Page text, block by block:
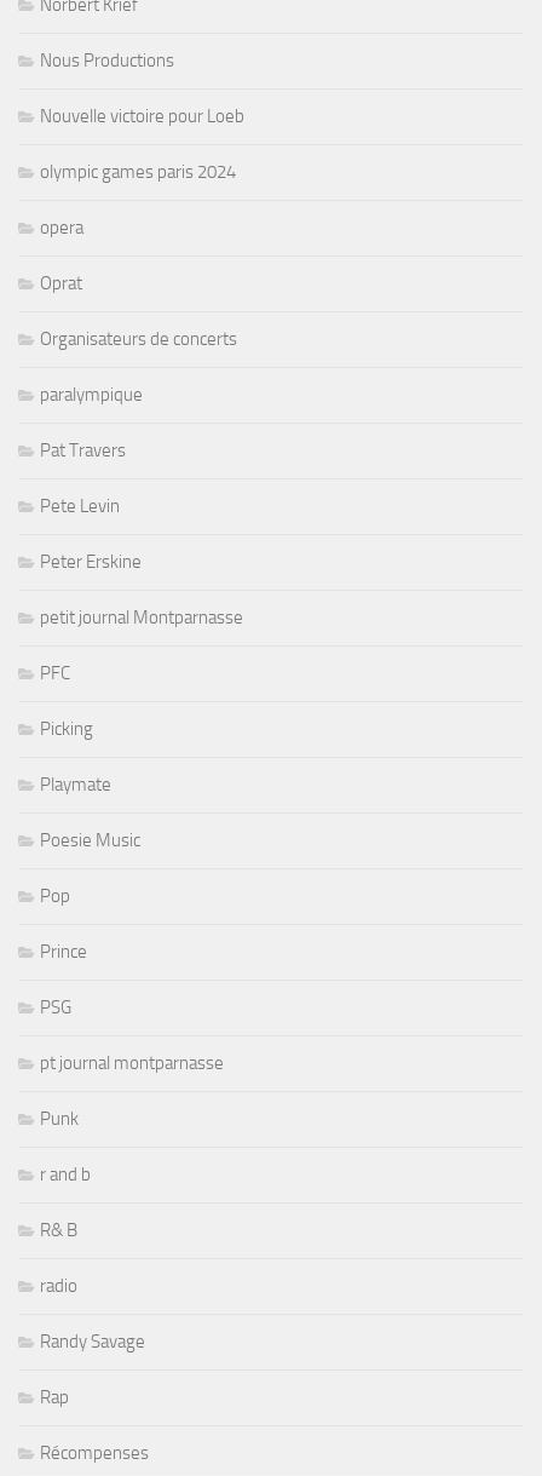
Norbert Krief
Nous Productions
Nouvelle victoire pour Loeb
olympic games paris 2024
opera
Oprat
Organisateurs de concerts
paralympique
Pat Travers
Pete Levin
Peter Erskine
petit journal Montparnasse
PFC
Picking
Playmate
Poesie Music
Pop
Prince
PSG
pt journal montparnasse
Punk
r and b
R& B
radio
Randy Savage
Rap
Récompenses